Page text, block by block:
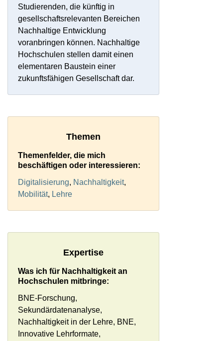
Studierenden, die künftig in
gesellschaftsrelevanten Bereichen
Nachhaltige Entwicklung
voranbringen können. Nachhaltige
Hochschulen stellen damit einen
elementaren Baustein einer
zukunftsfähigen Gesellschaft dar.
Themen
Themenfelder, die mich
beschäftigen oder interessieren:
Digitalisierung, Nachhaltigkeit,
Mobilität, Lehre
Expertise
Was ich für Nachhaltigkeit an
Hochschulen mitbringe:
BNE-Forschung,
Sekundärdatenanalyse,
Nachhaltigkeit in der Lehre, BNE,
Innovative Lehrformate,